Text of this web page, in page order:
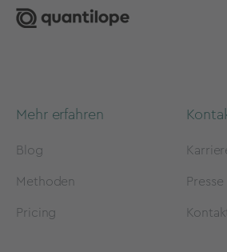
Mehr erfahren
Blog
Methoden
Pricing
Presse